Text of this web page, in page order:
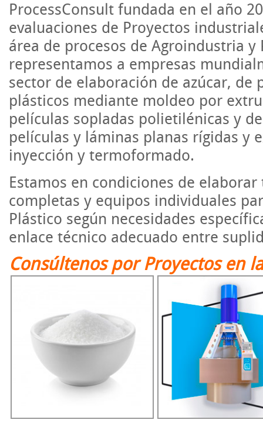
ProcessConsult fundada en el año
evaluaciones de Proyectos
área de procesos de Agroindustria
representamos a empresas
sector de elaboración de azúcar, de
plásticos mediante moldeo por
películas sopladas polietilénicas y
películas y láminas planas rígidas y
inyección y termoformado.
Estamos en condiciones de
completas y equipos individuales
Plástico según necesidades
enlace técnico adecuado entre
Consúltenos por Proyectos en